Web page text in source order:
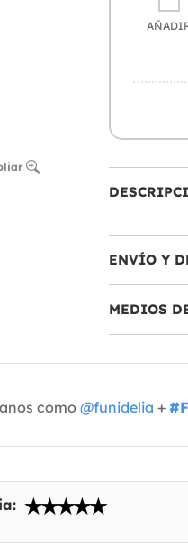
ENVÍO Y
MEDIOS
como @funidelia +